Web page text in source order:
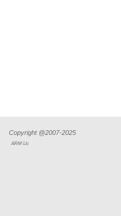
Copyright @2007-2025
ARM Llc